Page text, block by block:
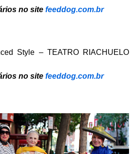
no site feeddog.com.br
Style – TEATRO RIACHUELO
no site feeddog.com.br